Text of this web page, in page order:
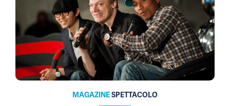
MAGAZINESPETTACOLO